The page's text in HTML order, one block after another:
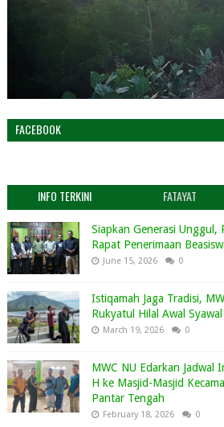
FACEBOOK
INFO TERKINI FATAYAT
Siapkan Generasi Unggul,
Rapat Penerimaan
June 15, 2026 0
Istiqamah Jaga Tradisi,
Rukyatul Hilal Awal Syawal
March 19, 2026 0
MWC NU Edarkan Jadwal
H ke Masjid-Masjid
Pantar Tengah
February 18, 2026 0